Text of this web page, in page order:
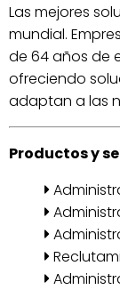
Las mejores
mundial.
de 64 años de
ofreciendo
adaptan a las
Productos y